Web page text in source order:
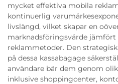
mycket effektiva mobila
kontinuerlig
livslängd, vilket skapar en
marknadsföringsvärde
reklammetoder. Den
på dessa kassabagage
användare bär dem genom
inklusive shoppingcenter,